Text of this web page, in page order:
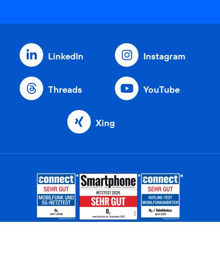
LinkedIn Instagram
Threads YouTube
Xing